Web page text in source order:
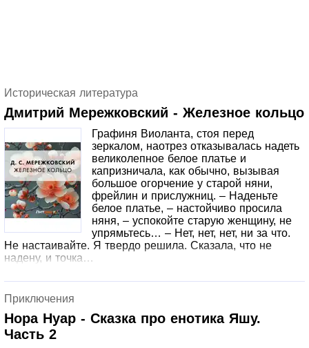
Историческая литература
Дмитрий Мережковский - Железное кольцо
Графиня Виоланта, стоя перед
зеркалом, наотрез отказывалась надеть
великолепное белое платье и
капризничала, как обычно, вызывая
большое огорчение у старой няни,
фрейлин и прислужниц. – Наденьте
белое платье, – настойчиво просила
няня, – успокойте старую женщину, не
упрямьтесь… – Нет, нет, нет, ни за что.
Не настаивайте. Я твердо решила. Сказала, что не
надену, и точка…
Приключения
Нора Нуар - Сказка про енотика Яшу.
Часть 2